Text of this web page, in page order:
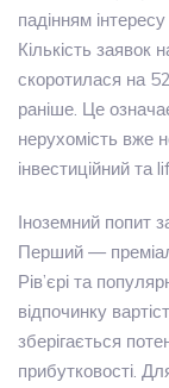
падінням
Кількість
скоротилася на
раніше. Це
нерухомість вже
інвестиційний та
Іноземний попит
Перший —
Рів’єрі та
відпочинку
зберігається
прибутковості.